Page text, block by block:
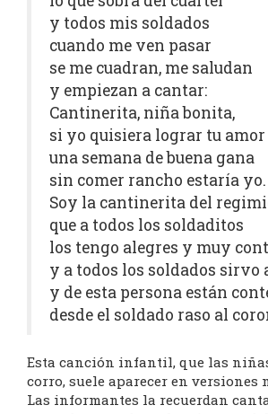
y todos mis soldados
cuando me ven pasar
se me cuadran, me saludan
y empiezan a cantar:
Cantinerita, niña bonita,
si yo quisiera lograr tu amor
una semana de buena gana
sin comer rancho estaría yo.
Soy la cantinerita del
que a todos los soldaditos
los tengo alegres y muy
y a todos los soldados sirvo
y de esta persona están
desde el soldado raso al
Esta canción infantil, que las
corro, suele aparecer en versiones
Las informantes la recuerdan